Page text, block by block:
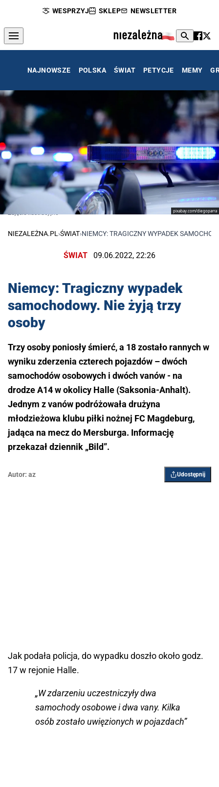
WESPRZYJ SKLEP NEWSLETTER
NAJNOWSZE POLSKA ŚWIAT PETYCJE MEMY
pixabay.com/diegoparra
Zdjęcie ilustracyjne
NIEZALEŻNA.PL ›ŚWIAT›NIEMCY: TRAGICZNY WYPADEK
ŚWIAT 09.06.2022, 22:26
Niemcy: Tragiczny wypadek
samochodowy. Nie żyją trzy
osoby
Trzy osoby poniosły śmierć, a 18 zostało rannych w
wyniku zderzenia czterech pojazdów – dwóch
samochodów osobowych i dwóch vanów - na
drodze A14 w okolicy Halle (Saksonia-Anhalt).
Jednym z vanów podróżowała drużyna
młodzieżowa klubu piłki nożnej FC Magdeburg,
jadąca na mecz do Mersburga. Informację
przekazał dziennik „Bild”.
Autor: az Udostępnij
Jak podała policja, do wypadku doszło około godz.
17 w rejonie Halle.
„W zdarzeniu uczestniczyły dwa
samochody osobowe i dwa vany. Kilka
osób zostało uwięzionych w pojazdach”